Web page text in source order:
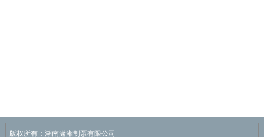
版权所有：湖南潇湘制泵有限公司